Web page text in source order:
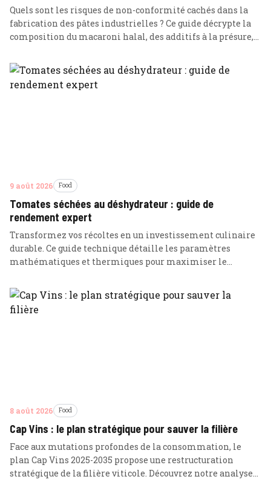
Quels sont les risques de non-conformité cachés dans la
fabrication des pâtes industrielles ? Ce guide décrypte la
composition du macaroni halal, des additifs à la présure,
9 août 2026 Food
Tomates séchées au déshydrateur : guide de
rendement expert
Transformez vos récoltes en un investissement culinaire
durable. Ce guide technique détaille les paramètres
mathématiques et thermiques pour maximiser le
8 août 2026 Food
Cap Vins : le plan stratégique pour sauver la filière
Face aux mutations profondes de la consommation, le
plan Cap Vins 2025-2035 propose une restructuration
stratégique de la filière viticole. Découvrez notre analyse